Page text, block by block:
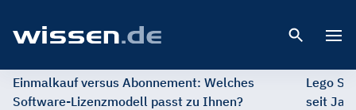
Einmalkauf versus Abonnement: Welches
Software-Lizenzmodell passt zu Ihnen?
Lego
seit